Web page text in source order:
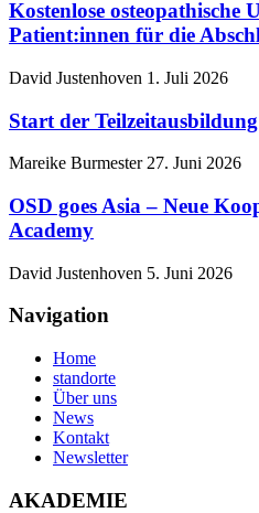
Kostenlose osteopathische
Patient:innen für die
David Justenhoven 1. Juli 2026
Start der Teilzeitausbildung
Mareike Burmester 27. Juni 2026
OSD goes Asia – Neue
Academy
David Justenhoven 5. Juni 2026
Navigation
Home
standorte
Über uns
News
Kontakt
Newsletter
AKADEMIE